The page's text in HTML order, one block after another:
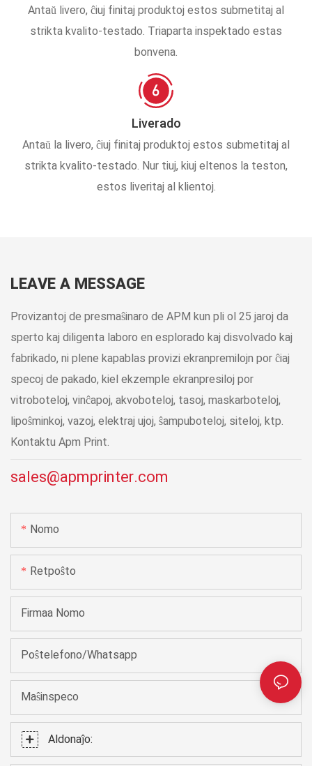
Antaŭ livero, ĉiuj finitaj produktoj estos submetitaj al
strikta kvalito-testado. Triaparta inspektado estas
bonvena.
Liverado
Antaŭ la livero, ĉiuj finitaj produktoj estos submetitaj al
strikta kvalito-testado. Nur tiuj, kiuj eltenos la teston,
estos liveritaj al klientoj.
LEAVE A MESSAGE
Provizantoj de presmaŝinaro de APM kun pli ol 25 jaroj da
sperto kaj diligenta laboro en esplorado kaj disvolvado kaj
fabrikado, ni plene kapablas provizi ekranpremilojn por ĉiaj
specoj de pakado, kiel ekzemple ekranpresiloj por
vitroboteloj, vinĉapoj, akvoboteloj, tasoj, maskarboteloj,
lipoŝminkoj, vazoj, elektraj ujoj, ŝampuboteloj, siteloj, ktp.
Kontaktu Apm Print.
sales@apmprinter.com
Nomo
Retpoŝto
Firmaa Nomo
Poŝtelefono/Whatsapp
Maŝinspeco
Aldonaĵo: